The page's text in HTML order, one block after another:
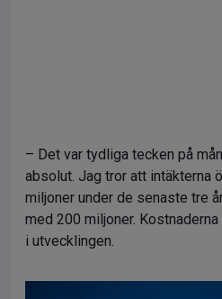
– Det var tydliga tecken på
absolut. Jag tror att intäkterna
miljoner under de senaste tre
med 200 miljoner.
i utvecklingen.